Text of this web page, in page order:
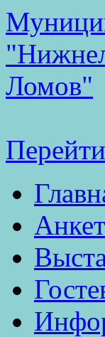
Ломов"